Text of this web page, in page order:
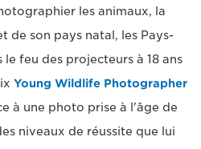
les animaux, la
de son pays natal, les Pays-
feu des projecteurs à 18 ans
Young Wildlife Photographer
à une photo prise à l'âge de
niveaux de réussite que lui